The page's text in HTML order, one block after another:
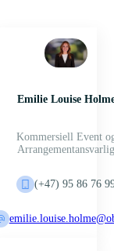
Emilie Louise
Kommersiell Event
Arrangementansvarlig
(+47) 95 86 76